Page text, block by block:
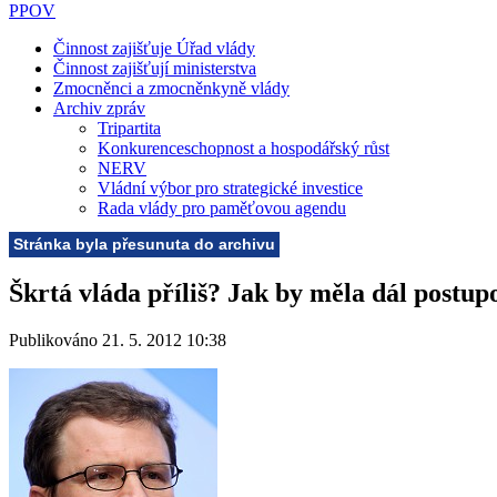
PPOV
Činnost zajišťuje Úřad vlády
Činnost zajišťují ministerstva
Zmocněnci a zmocněnkyně vlády
Archiv zpráv
Tripartita
Konkurenceschopnost a hospodářský růst
NERV
Vládní výbor pro strategické investice
Rada vlády pro paměťovou agendu
Stránka byla přesunuta do archivu
Škrtá vláda příliš? Jak by měla dál
Publikováno 21. 5. 2012 10:38